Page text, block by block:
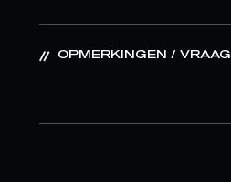
OPMERKINGEN / VRAAG